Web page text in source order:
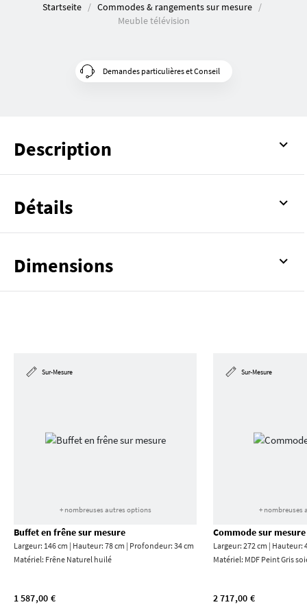
Startseite
Commodes & rangements sur mesure
Meuble télévision
Demandes particulières et Conseil
Description
Détails
Dimensions
Sur-Mesure
+ nombreuses autres options
Buffet en frêne sur mesure
Largeur: 146 cm | Hauteur: 78 cm | Profondeur: 34 cm
Matériel: Frêne Naturel huilé
1 587,00 €
Sur-Mesure
+ nombreuses
Commode sur mesure
Largeur: 272 cm | Hauteur:
Matériel: MDF Peint Gris
2 717,00 €